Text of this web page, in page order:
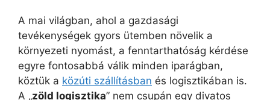
A mai világban, ahol a gazdasági
tevékenységek gyors ütemben növelik a
környezeti nyomást, a fenntarthatóság kérdése
egyre fontosabbá válik minden iparágban,
köztük a közúti szállításban és logisztikában is.
A „zöld logisztika” nem csupán egy divatos